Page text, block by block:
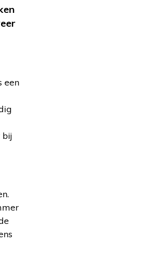
een
bij